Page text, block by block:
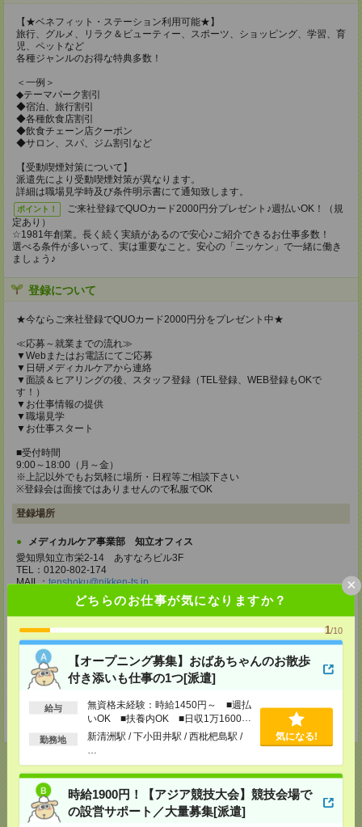
どちらのお仕事が気になりますか？
1/10
【オープニング募集】おばあちゃんのお散歩
付き添いも仕事の1つ[派遣]
給与
無資格未経験：時給1450円～ ■週払
いOK ■扶養内OK ■日収1万1600円
以上
勤務地
新清洲駅 / 下小田井駅 / 西枇杷島駅 /
気になる!
時給1900円！【アジア競技大会】競技会場で
の設営サポート／大量募集[派遣]
×
【★ベネフィット・ステーション利用可能★】
旅行、グルメ、リラク＆ビューティー、スポーツ、ショッピング、学習、育
児、ペットなど
各種ジャンルのお得な特典多数！
＜一例＞
◆テーマパーク割引
◆宿泊、旅行割引
◆各種飲食店割引
◆飲食チェーン店クーポン
◆サロン、スパ、ジム割引など
【受動喫煙対策について】
派遣先により受動喫煙対策が異なります。
詳細は職場見学時及び条件明示書にて通知致します。
ポイント！
ご来社登録でQUOカード2000円分プレゼント♪週払いOK！（規
定あり）
☆1981年創業。長く続く実績があるので安心♪ご紹介できるお仕事多数！
選べる条件が多いって、実は重要なこと。安心の「ニッケン」で一緒に働き
ましょう♪
登録について
★今ならご来社登録でQUOカード2000円分をプレゼント中★
≪応募～就業までの流れ≫
▼Webまたはお電話にてご応募
▼日研メディカルケアから連絡
▼面談＆ヒアリングの後、スタッフ登録（TEL登録、WEB登録もOKで
す！）
▼お仕事情報の提供
▼職場見学
▼お仕事スタート
■受付時間
9:00～18:00（月～金）
※上記以外でもお気軽に場所・日程等ご相談下さい
※登録会は面接ではありませんので私服でOK
登録場所
メディカルケア事業部 知立オフィス
愛知県知立市栄2-14 あすなろビル3F
TEL：0120-802-174
MAIL：tenshoku@nikken-ts.jp
担当：採用担当
メディカルケア事業部 名古屋オフィス
愛知県名古屋市西区牛島町2-5 TOMITA.BLD 4階
TEL：0120-455-091
MAIL： tenshoku@nikken-ts.jp
担当：採用担当
★今ならご来社登録でQUOカード2000円分をプレゼント中★
応募ページへ